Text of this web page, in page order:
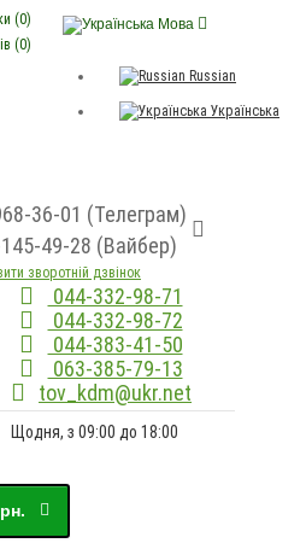
Мова
Russian
Українська
(0)
(0)
36-01 (Телеграм)
49-28 (Вайбер)
зворотній дзвінок
044-332-98-71
044-332-98-72
044-383-41-50
063-385-79-13
tov_kdm@ukr.net
Щодня, з 09:00 до 18:00